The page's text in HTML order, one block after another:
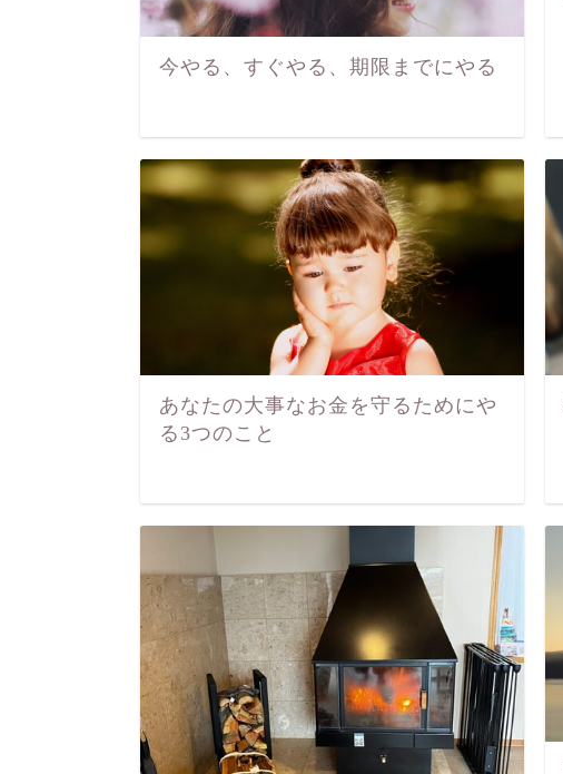
今やる、すぐやる、期限までにやる
あなたの大事なお金を守るためにや
る3つのこと